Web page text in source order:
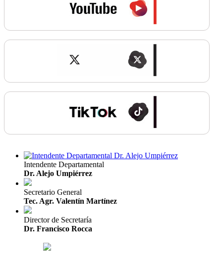
Intendente Departamental
Dr. Alejo Umpiérrez
Secretario General
Tec. Agr. Valentín Martínez
Director de Secretaría
Dr. Francisco Rocca